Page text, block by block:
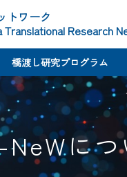
トワーク
Translational Research
橋渡し研究プログラム
NeWにつ